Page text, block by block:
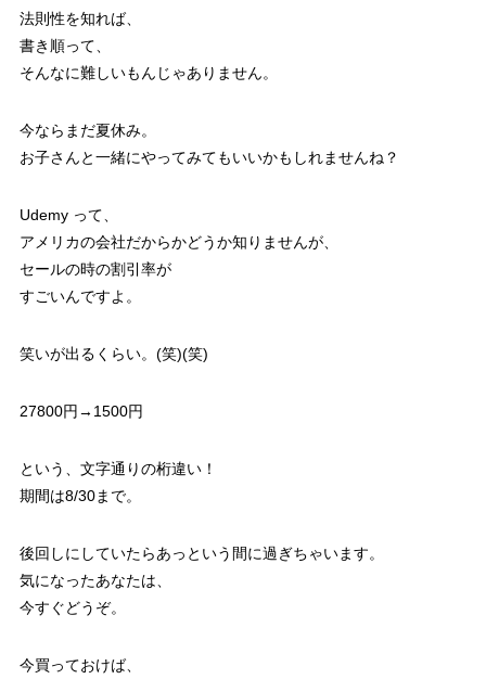
法則性を知れば、
書き順って、
そんなに難しいもんじゃありません。
今ならまだ夏休み。
お子さんと一緒にやってみてもいいかもしれませんね？
Udemy って、
アメリカの会社だからかどうか知りませんが、
セールの時の割引率が
すごいんですよ。
笑いが出るくらい。(笑)(笑)
27800円→1500円
という、文字通りの桁違い！
期間は8/30まで。
後回しにしていたらあっという間に過ぎちゃいます。
気になったあなたは、
今すぐどうぞ。
今買っておけば、